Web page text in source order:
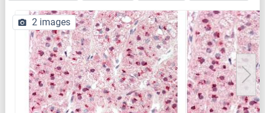
2 images